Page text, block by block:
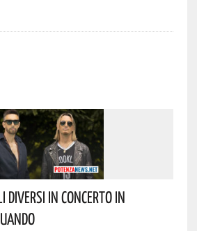
DiVersi In Concerto In